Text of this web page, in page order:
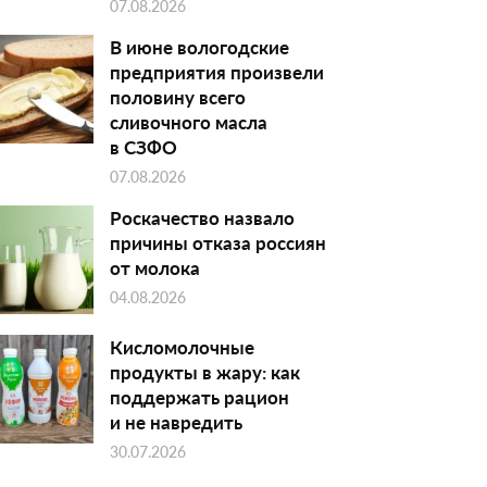
07.08.2026
В июне вологодские
предприятия произвели
половину всего
сливочного масла
в СЗФО
07.08.2026
Роскачество назвало
причины отказа россиян
от молока
04.08.2026
Кисломолочные
продукты в жару: как
поддержать рацион
и не навредить
30.07.2026